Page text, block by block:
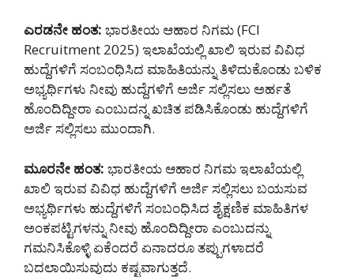
ಎರಡನೇ ಹಂತ: ಭಾರತೀಯ ಆಹಾರ ನಿಗಮ (FCI
Recruitment 2025) ಇಲಾಖೆಯಲ್ಲಿ ಖಾಲಿ ಇರುವ ವಿವಿಧ
ಹುದ್ದೆಗಳಿಗೆ ಸಂಬಂಧಿಸಿದ ಮಾಹಿತಿಯನ್ನು ತಿಳಿದುಕೊಂಡು ಬಳಿಕ
ಅಭ್ಯರ್ಥಿಗಳು ನೀವು ಹುದ್ದೆಗಳಿಗೆ ಅರ್ಜಿ ಸಲ್ಲಿಸಲು ಅರ್ಹತೆ
ಹೊಂದಿದ್ದೀರಾ ಎಂಬುದನ್ನ ಖಚಿತ ಪಡಿಸಿಕೊಂಡು ಹುದ್ದೆಗಳಿಗೆ
ಅರ್ಜಿ ಸಲ್ಲಿಸಲು ಮುಂದಾಗಿ.
ಮೂರನೇ ಹಂತ: ಭಾರತೀಯ ಆಹಾರ ನಿಗಮ ಇಲಾಖೆಯಲ್ಲಿ
ಖಾಲಿ ಇರುವ ವಿವಿಧ ಹುದ್ದೆಗಳಿಗೆ ಅರ್ಜಿ ಸಲ್ಲಿಸಲು ಬಯಸುವ
ಅಭ್ಯರ್ಥಿಗಳು ಹುದ್ದೆಗಳಿಗೆ ಸಂಬಂಧಿಸಿದ ಶೈಕ್ಷಣಿಕ ಮಾಹಿತಿಗಳ
ಅಂಕಪಟ್ಟಿಗಳನ್ನು ನೀವು ಹೊಂದಿದ್ದೀರಾ ಎಂಬುದನ್ನು
ಗಮನಿಸಿಕೊಳ್ಳಿ ಏಕೆಂದರೆ ಏನಾದರೂ ತಪ್ಪುಗಳಾದರೆ
ಬದಲಾಯಿಸುವುದು ಕಷ್ಟವಾಗುತ್ತದೆ.